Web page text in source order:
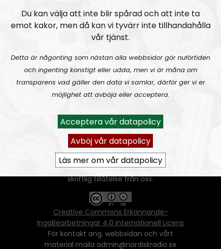
Ansvarig utgivare:
Du får kopiera och sprida vårt material
oförändrat, men uppge oss som källa.
Om ni vill sprida ett urklipp ni själva skapat
går även det bra, så länge det inte görs med
ett vinstdrivande syfte - då behöver ni
skriftlig tillåtelse från oss.
Creative Commons Erkännande-
IngaBearbetningar 4.0 Internationell Licens
För kontakt ang. webbsidan och vårt
material maila admin@nordiskradio.se
Du kan välja att inte blir spårad och att inte ta
emot kakor, men då kan vi tyvärr inte tillhandahålla
vår tjänst.
Detta är någonting som nästan alla webbsidor gör nuförtiden
och ingenting konstigt eller udda, men vi är måna om
transparens vad gäller den data vi samlar, därför ger vi er
möjlighet att avböja eller acceptera.
Acceptera vår datapolicy
Avböj vår datapolicy
Läs mer om vår datapolicy